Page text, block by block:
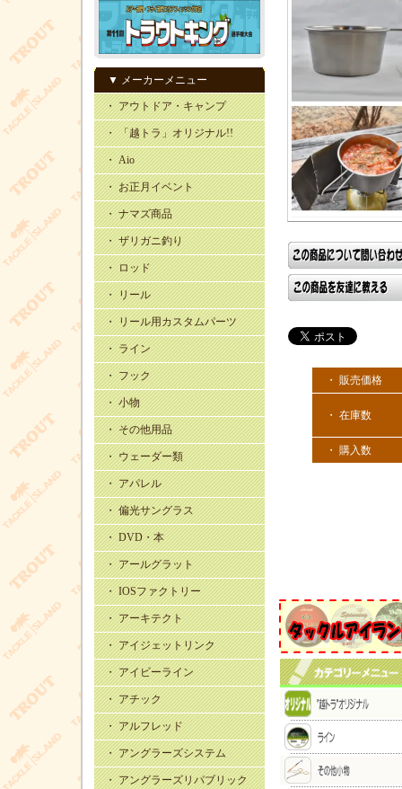
▼ メーカーメニュー
・ アウトドア・キャンプ
・ 「越トラ」オリジナル!!
・ Aio
・ お正月イベント
・ ナマズ商品
・ ザリガニ釣り
・ ロッド
・ リール
・ リール用カスタムパーツ
・ ライン
・ フック
・ 小物
・ その他用品
・ ウェーダー類
・ アパレル
・ 偏光サングラス
・ DVD・本
・ アールグラット
・ IOSファクトリー
・ アーキテクト
・ アイジェットリンク
・ アイビーライン
・ アチック
・ アルフレッド
・ アングラーズシステム
・ アングラーズリパブリック
・ 販売価格
・ 在庫数
・ 購入数